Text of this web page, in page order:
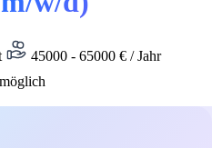
45000 - 65000 € / Jahr